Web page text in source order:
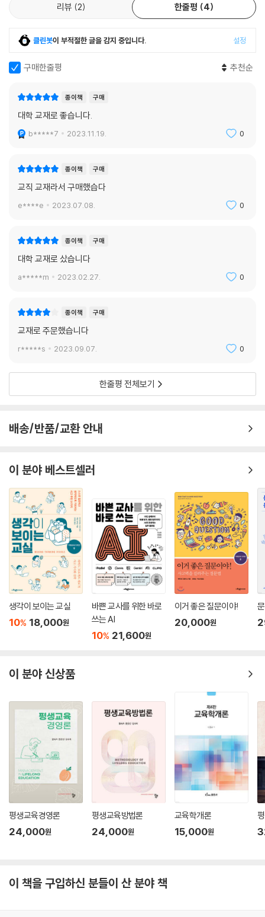
리뷰 2 한줄평 4
클린봇이 부적절한 글을 감지 중입니다. 설정
구매한줄평 추천순
종이책 구매
대학 교재로 좋습니다.
b*****7 2023.11.19. 0
종이책 구매
교직 교재라서 구매했습다
e****e 2023.07.08. 0
종이책 구매
대학 교재로 샀습니다
a*****m 2023.02.27. 0
종이책 구매
교재로 주문했습니다
r*****s 2023.09.07. 0
한줄평 전체보기
배송/반품/교환 안내
이 분야 베스트셀러
생각이 보이는 교실
10% 18,000원
바쁜 교사를 위한 바로
쓰는 AI
10% 21,600원
이거 좋은 질문이야!
20,000원
이 분야 신상품
평생교육경영론
24,000원
평생교육방법론
24,000원
교육학개론
15,000원
이 책을 구입하신 분들이 산 분야 책